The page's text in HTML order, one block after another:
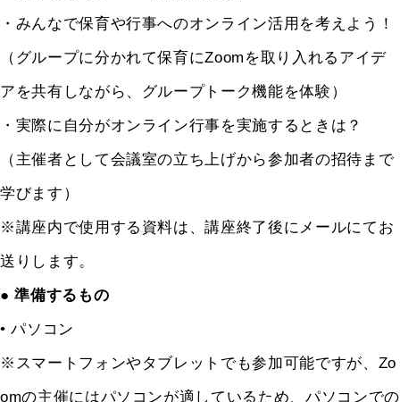
・みんなで保育や行事へのオンライン活用を考えよう！
（グループに分かれて保育にZoomを取り入れるアイデ
アを共有しながら、グループトーク機能を体験）
・実際に自分がオンライン行事を実施するときは？
（主催者として会議室の立ち上げから参加者の招待まで
学びます）
※講座内で使用する資料は、講座終了後にメールにてお
送りします。
● 準備するもの
• パソコン
※スマートフォンやタブレットでも参加可能ですが、Zo
omの主催にはパソコンが適しているため、パソコンでの